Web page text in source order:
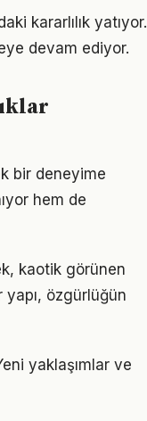
kararlılık yatıyor.
devam ediyor.
bir deneyime
hem de
kaotik görünen
özgürlüğün
yaklaşımlar ve